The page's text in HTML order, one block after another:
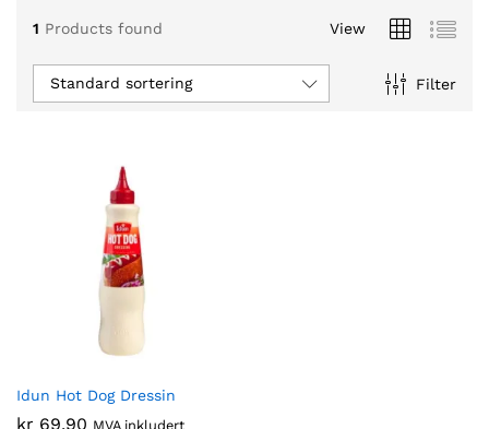
1 Products found View
Filter
Standard sortering
Idun Hot Dog Dressin
kr 69,90 MVA inkludert